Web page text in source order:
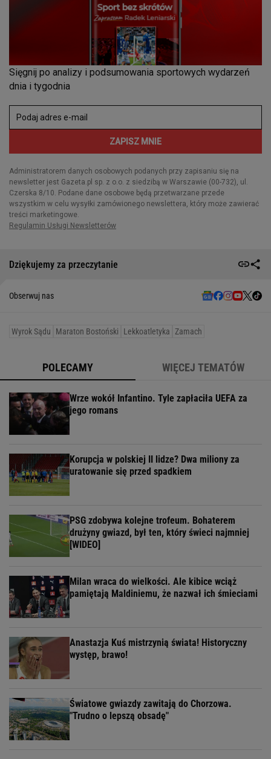
Dziękujemy za przeczytanie
Obserwuj nas
Wyrok Sądu Maraton Bostoński Lekkoatletyka Zamach
POLECAMY WIĘCEJ TEMATÓW
Wrze wokół Infantino. Tyle zapłaciła UEFA za
jego romans
Korupcja w polskiej II lidze? Dwa miliony za
uratowanie się przed spadkiem
PSG zdobywa kolejne trofeum. Bohaterem
drużyny gwiazd, był ten, który świeci najmniej
[WIDEO]
Milan wraca do wielkości. Ale kibice wciąż
pamiętają Maldiniemu, że nazwał ich śmieciami
Anastazja Kuś mistrzynią świata! Historyczny
występ, brawo!
Światowe gwiazdy zawitają do Chorzowa.
"Trudno o lepszą obsadę"